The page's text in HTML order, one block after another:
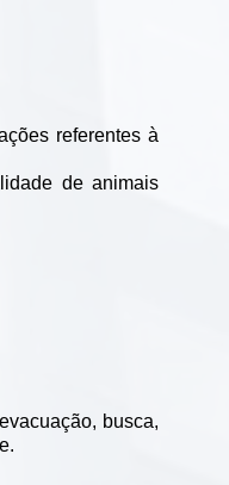
referentes à
de animais
busca,